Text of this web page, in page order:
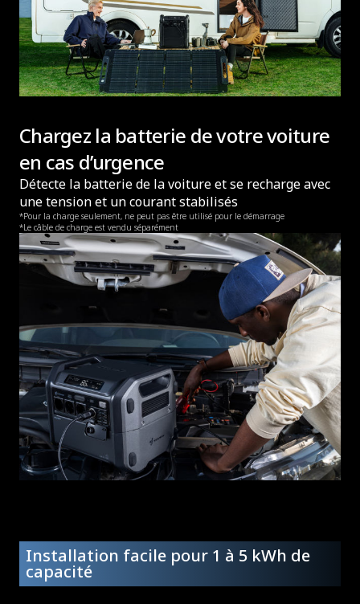
Chargez la batterie de votre voiture
en cas d’urgence
Détecte la batterie de la voiture et se recharge avec
une tension et un courant stabilisés
*Pour la charge seulement, ne peut pas être utilisé pour le démarrage
*Le câble de charge est vendu séparément
Installation facile pour 1 à 5 kWh de
capacité